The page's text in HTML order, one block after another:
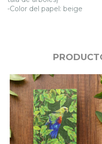
-Color del papel: beige